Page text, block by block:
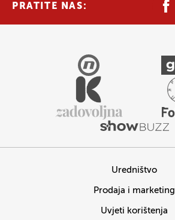
PRATITE NAS:
Uredništvo
Prodaja i marketing
Uvjeti korištenja